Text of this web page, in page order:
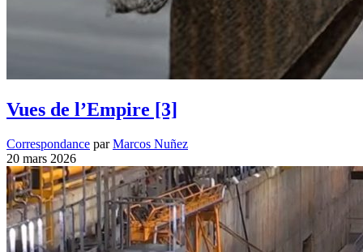
Vues de l’Empire [3]
Correspondance par Marcos Nuñez
20 mars 2026